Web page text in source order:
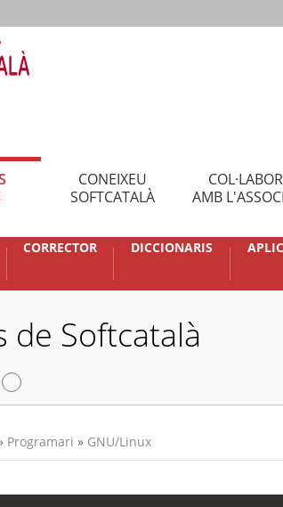
CONEIXEU
SOFTCATALÀ
AMB
CORRECTOR DICCIONARIS
de Softcatalà
Programari » GNU/Linux